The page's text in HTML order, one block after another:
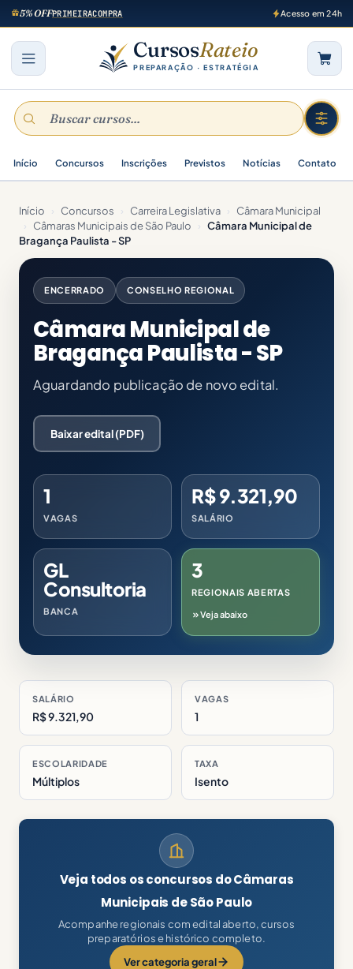
5% OFFPRIMEIRACOMPRA Acesso em 24h
CursosRateio
PREPARAÇÃO · ESTRATÉGIA
Início Concursos Inscrições Previstos Notícias Contato
Início › Concursos › Carreira Legislativa ›
Câmara Municipal
›
Câmaras Municipais de São Paulo › Câmara Municipal de
Bragança Paulista - SP
ENCERRADO CONSELHO REGIONAL
Câmara Municipal de
Bragança Paulista - SP
Aguardando publicação de novo edital.
Baixar edital (PDF)
1
VAGAS
R$ 9.321,90
SALÁRIO
GL
Consultoria
BANCA
3
REGIONAIS ABERTAS
Veja abaixo
SALÁRIO
R$ 9.321,90
VAGAS
1
ESCOLARIDADE
Múltiplos
TAXA
Isento
Veja todos os concursos do Câmaras
Municipais de São Paulo
Acompanhe regionais com edital aberto, cursos
preparatórios e histórico completo.
Ver categoria geral